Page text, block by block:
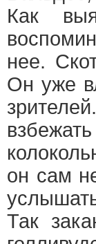
Как
нее.
Он уже
он сам
Так